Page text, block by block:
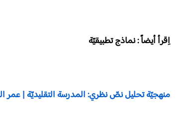
اِقرأ أيضاً : نماذج تطبيقيّة
منهجيّة تحليل نصّ نظري: المدرسة التقليديّة | عمر